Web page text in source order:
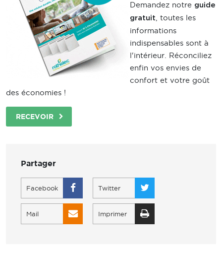
Demandez notre guide
gratuit
, toutes les
informations
indispensables sont à
l'intérieur. Réconciliez
enfin vos envies de
confort et votre goût
des économies !
RECEVOIR
Partager
Facebook Twitter
Mail Imprimer